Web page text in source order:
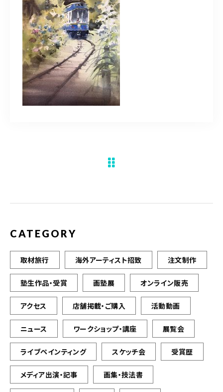
CATEGORY
取材旅行 海外アーティスト招致 注文制作
塾生作品・受賞 画塾展 オンライン販売
アクセス 店舗掲載・ご購入 活動動画
ニュース ワークショップ・講座 展覧会
ライブペインティング スケッチ会 受賞歴
メディア出演・記事 画集・技法書
CONTACT
お問い合わせ
MEMBER
塾生専用
取材・制作のご依頼 作品購入